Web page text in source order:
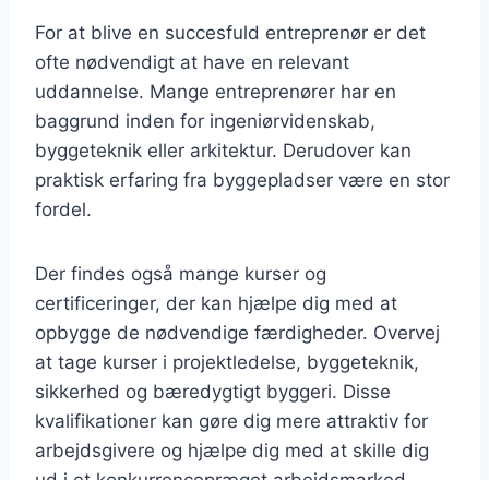
For at blive en succesfuld entreprenør er det
ofte nødvendigt at have en relevant
uddannelse. Mange entreprenører har en
baggrund inden for ingeniørvidenskab,
byggeteknik eller arkitektur. Derudover kan
praktisk erfaring fra byggepladser være en stor
fordel.
Der findes også mange kurser og
certificeringer, der kan hjælpe dig med at
opbygge de nødvendige færdigheder. Overvej
at tage kurser i projektledelse, byggeteknik,
sikkerhed og bæredygtigt byggeri. Disse
kvalifikationer kan gøre dig mere attraktiv for
arbejdsgivere og hjælpe dig med at skille dig